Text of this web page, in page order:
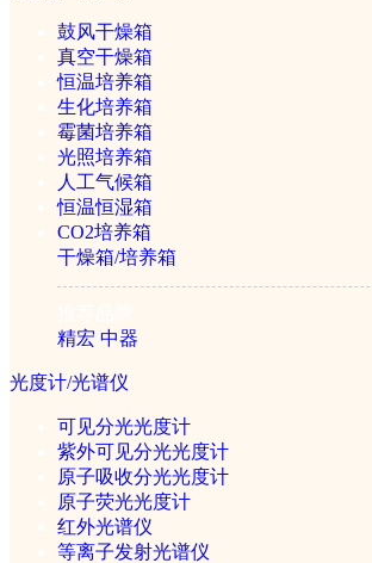
鼓风干燥箱
真空干燥箱
恒温培养箱
生化培养箱
霉菌培养箱
光照培养箱
人工气候箱
恒温恒湿箱
CO2培养箱
干燥箱/培养箱
精宏 中器
光度计/光谱仪
可见分光光度计
紫外可见分光光度计
原子吸收分光光度计
原子荧光光度计
红外光谱仪
等离子发射光谱仪
金属浴
清洗/消毒设备
超声波清洗器
灭菌器/灭菌锅
纯化设备
蒸馏水器
氮吹仪
制冷设备